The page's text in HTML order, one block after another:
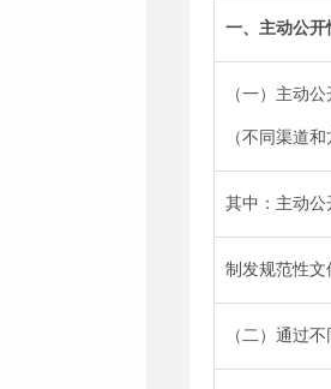
一、主动公开
（一）主动
（不同渠道
其中：主动公
制发规范性文
（二）通过